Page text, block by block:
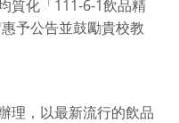
質化「111-6-1飲品精
予公告並鼓勵貴校教
理，以最新流行的飲品